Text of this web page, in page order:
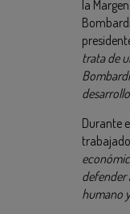
la
trata de
Durante
defender
humano